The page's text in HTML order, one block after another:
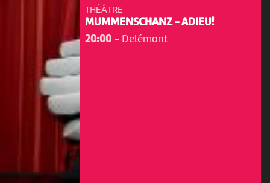
THÉÂTRE
MUMMENSCHANZ - ADIEU!
20:00- Delémont